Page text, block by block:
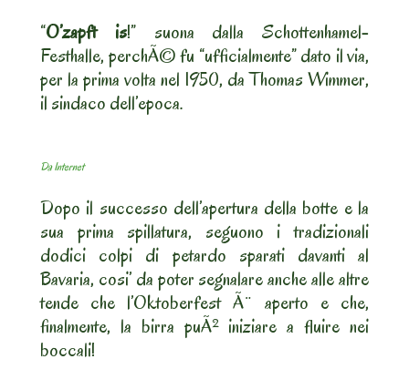
“O’zapft is!” suona dalla Schottenhamel-
Festhalle, perchÃ© fu “ufficialmente” dato il via,
per la prima volta nel 1950, da Thomas Wimmer,
il sindaco dell’epoca.
Da Internet
Dopo il successo dell’apertura della botte e la
sua prima spillatura, seguono i tradizionali
dodici colpi di petardo sparati davanti al
Bavaria, cosi’ da poter segnalare anche alle altre
tende che l’Oktoberfest Ã¨ aperto e che,
finalmente, la birra puÃ² iniziare a fluire nei
boccali!